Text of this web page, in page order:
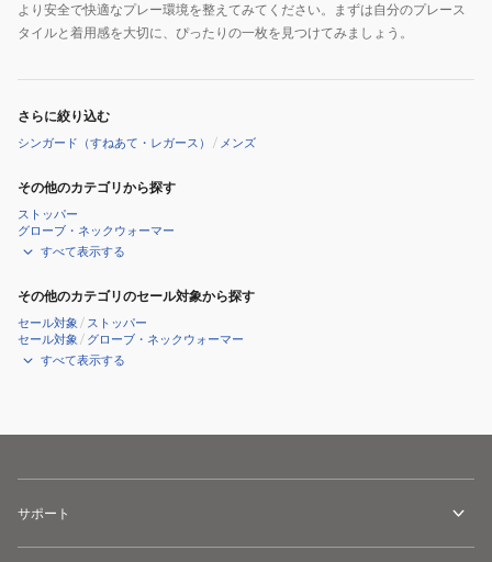
より安全で快適なプレー環境を整えてみてください。まずは自分のプレース
タイルと着用感を大切に、ぴったりの一枚を見つけてみましょう。
さらに絞り込む
シンガード（すねあて・レガース） / メンズ
その他のカテゴリから探す
ストッパー
グローブ・ネックウォーマー
すべて表示する
その他のカテゴリのセール対象から探す
セール対象 / ストッパー
セール対象 / グローブ・ネックウォーマー
すべて表示する
サポート